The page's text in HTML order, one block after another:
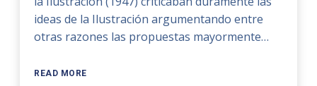
ideas de la Ilustración argumentando entre
otras razones las propuestas mayormente…
READ MORE